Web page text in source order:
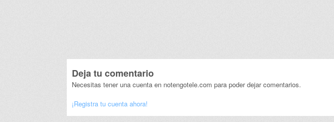
Deja tu comentario
Necesitas tener una cuenta en notengotele.com para poder dejar comentarios.
¡Registra tu cuenta ahora!